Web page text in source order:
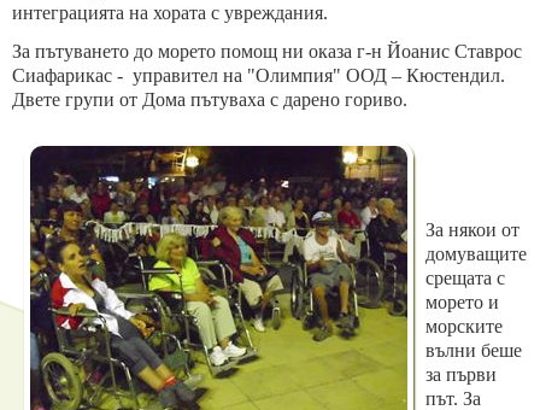
интеграцията на хората с увреждания.
За пътуването до морето помощ ни оказа г-н Йоанис Ставрос
Сиафарикас - управител на "Олимпия" ООД – Кюстендил.
Двете групи от Дома пътуваха с дарено гориво.
За някои от
домуващите
срещата с
морето и
морските
вълни беше
за първи
път. За